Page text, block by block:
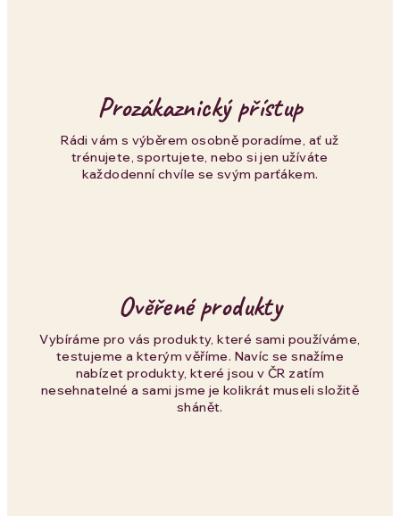
p
r
v
ý
p
i
s
Prozákaznický přístup
Rádi vám s výběrem osobně poradíme, ať už
trénujete, sportujete, nebo si jen užíváte
každodenní chvíle se svým parťákem.
Ověřené produkty
Vybíráme pro vás produkty, které sami používáme,
testujeme a kterým věříme. Navíc se snažíme
nabízet produkty, které jsou v ČR zatím
nesehnatelné a sami jsme je kolikrát museli složitě
shánět.